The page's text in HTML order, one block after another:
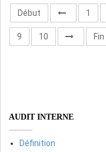
Début 1
9 10 Fin
AUDIT INTERNE
Définition